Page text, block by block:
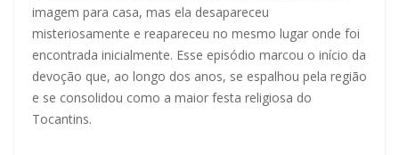
imagem para casa, mas ela desapareceu
misteriosamente e reapareceu no mesmo lugar onde foi
encontrada inicialmente. Esse episódio marcou o início da
devoção que, ao longo dos anos, se espalhou pela região
e se consolidou como a maior festa religiosa do
Tocantins.